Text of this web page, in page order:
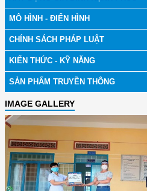
MÔ HÌNH - ĐIỂN HÌNH
CHÍNH SÁCH PHÁP LUẬT
KIẾN THỨC - KỸ NĂNG
SẢN PHẨM TRUYỀN THÔNG
IMAGE GALLERY